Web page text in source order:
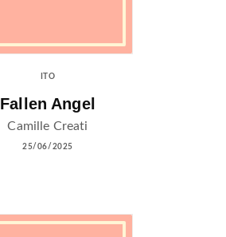
ITO
Fallen Angel
Camille Creati
25/06/2025